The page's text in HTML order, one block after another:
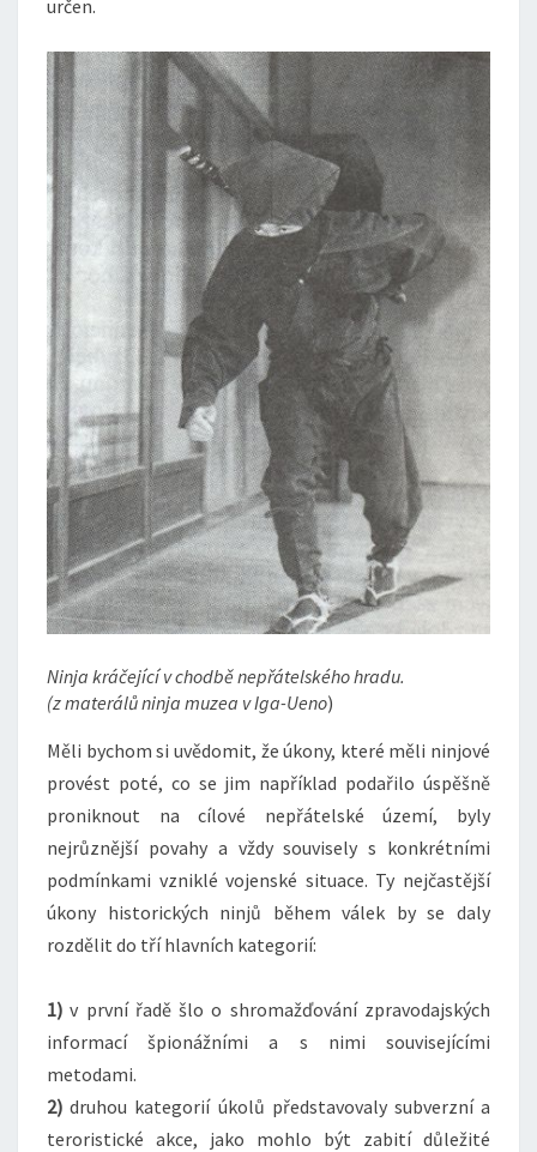
určen.
Ninja kráčející v chodbě nepřátelského hradu.
(z materálů ninja muzea v Iga-Ueno)
Měli bychom si uvědomit, že úkony, které měli ninjové
provést poté, co se jim například podařilo úspěšně
proniknout na cílové nepřátelské území, byly
nejrůznější povahy a vždy souvisely s konkrétními
podmínkami vzniklé vojenské situace. Ty nejčastější
úkony historických ninjů během válek by se daly
rozdělit do tří hlavních kategorií:
1) v první řadě šlo o shromažďování zpravodajských
informací špionážními a s nimi souvisejícími
metodami.
2) druhou kategorií úkolů představovaly subverzní a
teroristické akce, jako mohlo být zabití důležité